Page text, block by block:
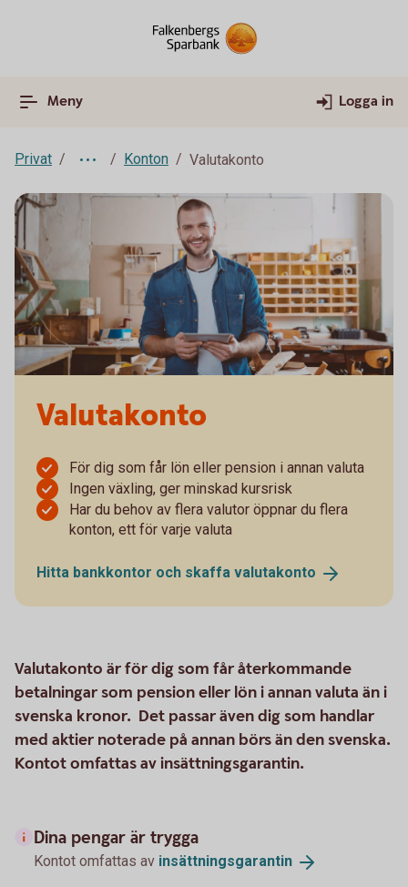
Meny Logga in
Privat Konton Valutakonto
Valutakonto
För dig som får lön eller pension i annan valuta
Ingen växling, ger minskad kursrisk
Har du behov av flera valutor öppnar du flera
konton, ett för varje valuta
Hitta bankkontor och skaffa valutakonto
Valutakonto är för dig som får återkommande
betalningar som pension eller lön i annan valuta än i
svenska kronor. Det passar även dig som handlar
med aktier noterade på annan börs än den svenska.
Kontot omfattas av insättningsgarantin.
Dina pengar är trygga
Kontot omfattas av insättningsgarantin